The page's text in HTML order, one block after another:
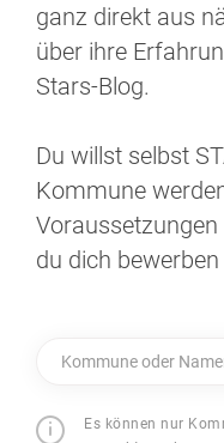
ganz direkt aus
über ihre
Stars-Blog.
Du willst selbst
Kommune
du dich
Kommune oder
Es können nur